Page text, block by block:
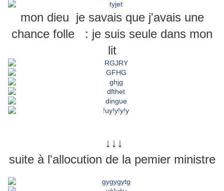
mon dieu je savais que j'avais une
chance folle : je suis seule dans mon
lit
↓↓↓
suite à l'allocution de la pemier ministre